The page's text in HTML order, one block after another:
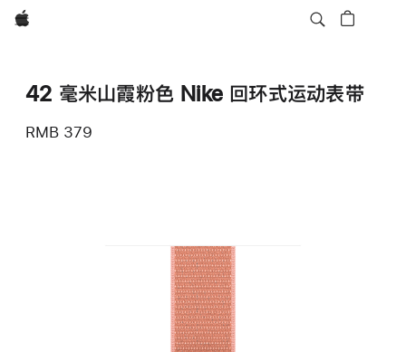
Apple
42 毫米山霞粉色 Nike 回环式运动表带
RMB 379